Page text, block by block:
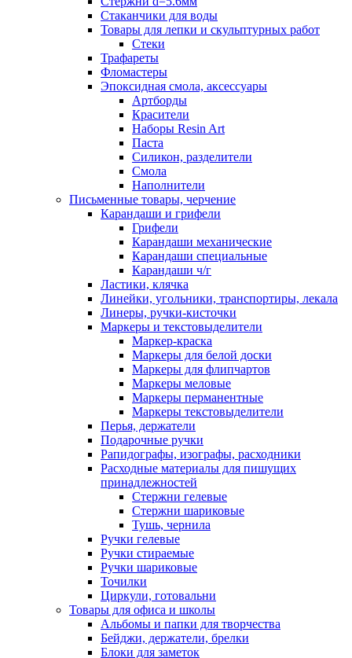
Стаканчики для воды
Товары для лепки и скульптурных работ
Стеки
Трафареты
Фломастеры
Эпоксидная смола, аксессуары
Артборды
Красители
Наборы Resin Art
Паста
Силикон, разделители
Смола
Наполнители
Письменные товары, черчение
Карандаши и грифели
Грифели
Карандаши механические
Карандаши специальные
Карандаши ч/г
Ластики, клячка
Линейки, угольники, транспортиры, лекала
Линеры, ручки-кисточки
Маркеры и текстовыделители
Маркер-краска
Маркеры для белой доски
Маркеры для флипчартов
Маркеры меловые
Маркеры перманентные
Маркеры текстовыделители
Перья, держатели
Подарочные ручки
Рапидографы, изографы, расходники
Расходные материалы для пишущих
принадлежностей
Стержни гелевые
Стержни шариковые
Тушь, чернила
Ручки гелевые
Ручки стираемые
Ручки шариковые
Точилки
Циркули, готовальни
Товары для офиса и школы
Альбомы и папки для творчества
Бейджи, держатели, брелки
Блоки для заметок